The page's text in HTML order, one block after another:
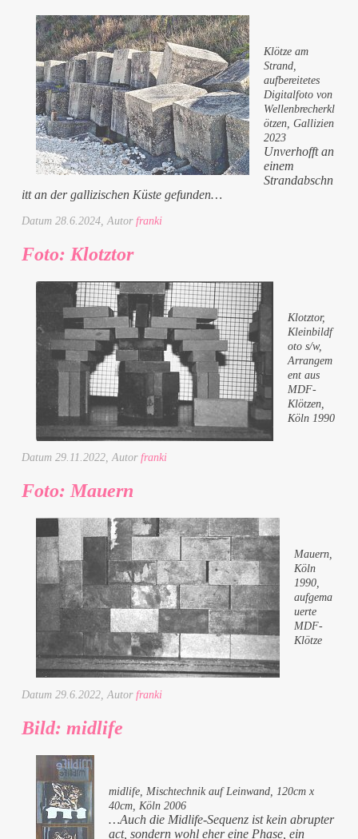
Klötze am
Strand,
aufbereitetes
Digitalfoto von
Wellenbrecherkl
ötzen, Gallizien
2023
Unverhofft an
einem
Strandabschn
itt an der gallizischen Küste gefunden…
Datum 28.6.2024 , Autor franki
Foto: Klotztor
Klotztor,
Kleinbildf
oto s/w,
Arrangem
ent aus
MDF-
Klötzen,
Köln 1990
Datum29.11.2022, Autorfranki
Foto: Mauern
Mauern,
Köln
1990,
aufgema
uerte
MDF-
Klötze
Datum29.6.2022, Autorfranki
Bild: midlife
midlife, Mischtechnik auf Leinwand, 120cm x
40cm, Köln 2006
…Auch die Midlife-Sequenz ist kein abrupter
act, sondern wohl eher eine Phase, ein